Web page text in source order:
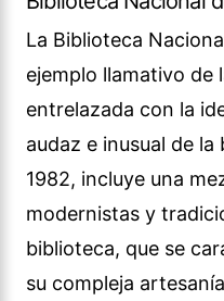
La Biblioteca
ejemplo llamativo de
entrelazada con la
audaz e inusual de
1982, incluye una
modernistas y
biblioteca, que se
su compleja